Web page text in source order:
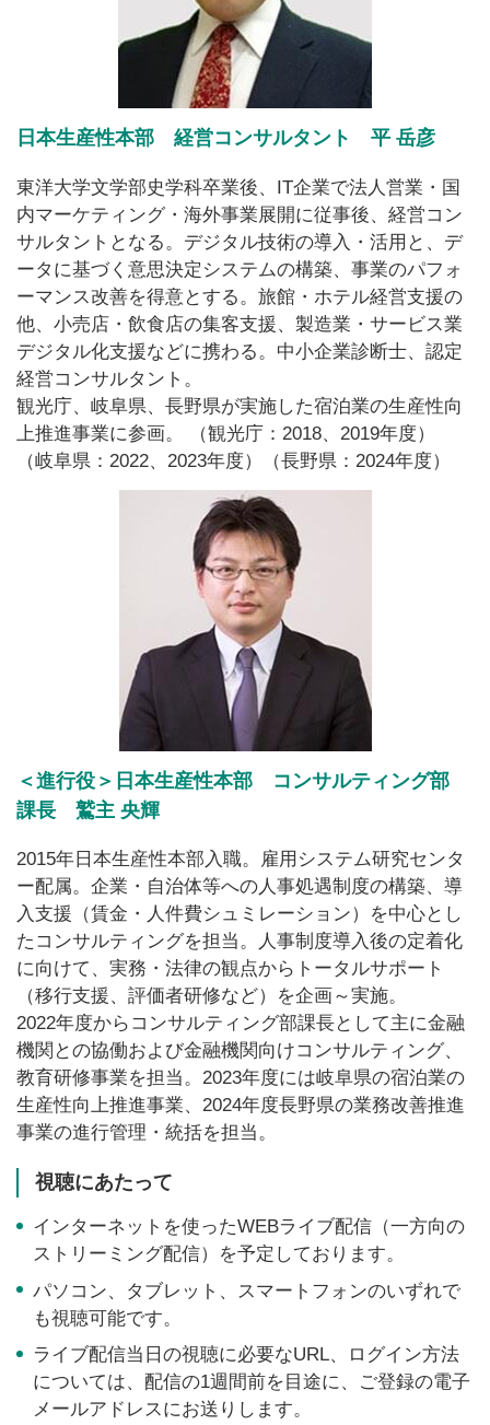
日本生産性本部 経営コンサルタント 平 岳彦
東洋大学文学部史学科卒業後、IT企業で法人営業・国
内マーケティング・海外事業展開に従事後、経営コン
サルタントとなる。デジタル技術の導入・活用と、デ
ータに基づく意思決定システムの構築、事業のパフォ
ーマンス改善を得意とする。旅館・ホテル経営支援の
他、小売店・飲食店の集客支援、製造業・サービス業
デジタル化支援などに携わる。中小企業診断士、認定
経営コンサルタント。
観光庁、岐阜県、長野県が実施した宿泊業の生産性向
上推進事業に参画。 （観光庁：2018、2019年度）
（岐阜県：2022、2023年度）（長野県：2024年度）
＜進行役＞日本生産性本部 コンサルティング部
課長 鷲主 央輝
2015年日本生産性本部入職。雇用システム研究センタ
ー配属。企業・自治体等への人事処遇制度の構築、導
入支援（賃金・人件費シュミレーション）を中心とし
たコンサルティングを担当。人事制度導入後の定着化
に向けて、実務・法律の観点からトータルサポート
（移行支援、評価者研修など）を企画～実施。
2022年度からコンサルティング部課長として主に金融
機関との協働および金融機関向けコンサルティング、
教育研修事業を担当。2023年度には岐阜県の宿泊業の
生産性向上推進事業、2024年度長野県の業務改善推進
事業の進行管理・統括を担当。
視聴にあたって
インターネットを使ったWEBライブ配信（一方向の
ストリーミング配信）を予定しております。
パソコン、タブレット、スマートフォンのいずれで
も視聴可能です。
ライブ配信当日の視聴に必要なURL、ログイン方法
については、配信の1週間前を目途に、ご登録の電子
メールアドレスにお送りします。